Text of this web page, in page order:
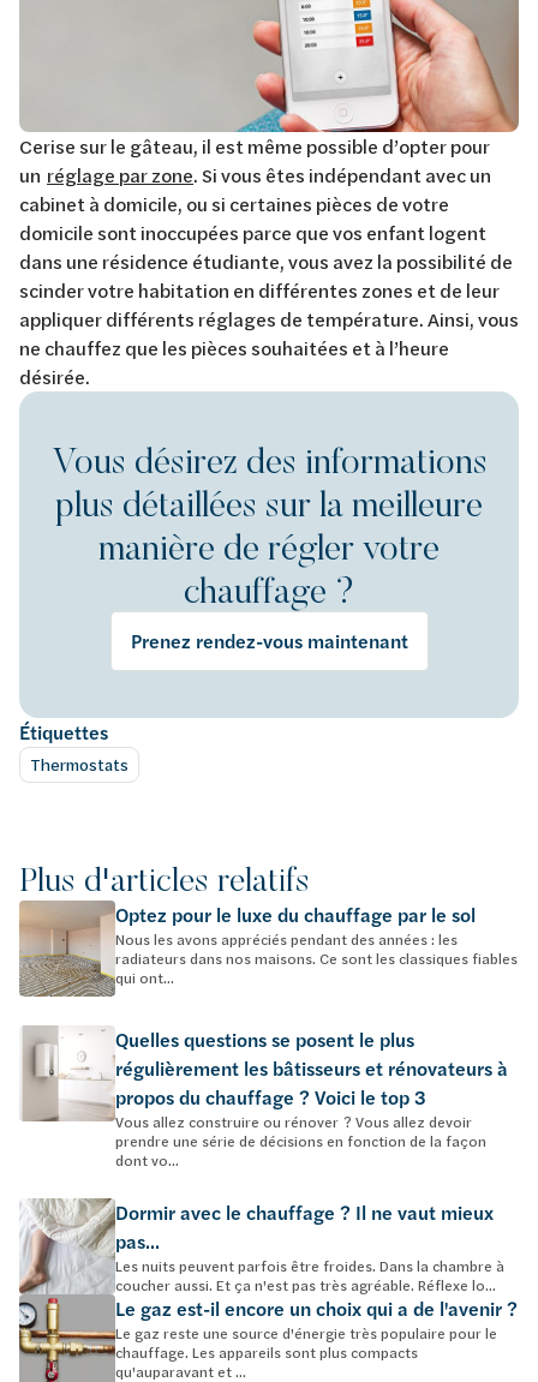
Cerise sur le gâteau, il est même possible d’opter pour
un réglage par zone. Si vous êtes indépendant avec un
cabinet à domicile, ou si certaines pièces de votre
domicile sont inoccupées parce que vos enfant logent
dans une résidence étudiante, vous avez la possibilité de
scinder votre habitation en différentes zones et de leur
appliquer différents réglages de température. Ainsi, vous
ne chauffez que les pièces souhaitées et à l’heure
désirée.
Vous désirez des informations
plus détaillées sur la meilleure
manière de régler votre
chauffage ?
Prenez rendez-vous maintenant
Étiquettes
Thermostats
Plus d'articles relatifs
Optez pour le luxe du chauffage par le sol
Nous les avons appréciés pendant des années : les
radiateurs dans nos maisons. Ce sont les classiques fiables
qui ont...
Quelles questions se posent le plus
régulièrement les bâtisseurs et rénovateurs à
propos du chauffage ? Voici le top 3
Vous allez construire ou rénover ? Vous allez devoir
prendre une série de décisions en fonction de la façon
dont vo...
Dormir avec le chauffage ? Il ne vaut mieux
pas...
Les nuits peuvent parfois être froides. Dans la chambre à
coucher aussi. Et ça n'est pas très agréable. Réflexe lo...
Le gaz est-il encore un choix qui a de l'avenir ?
Le gaz reste une source d'énergie très populaire pour le
chauffage. Les appareils sont plus compacts
qu'auparavant et ...